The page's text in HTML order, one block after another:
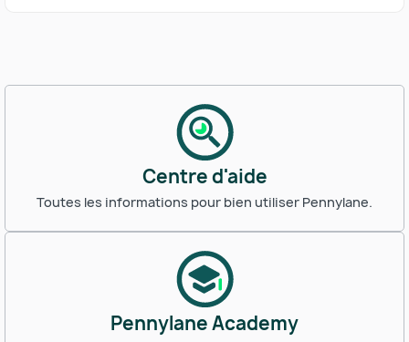
Centre d'aide
Toutes les informations pour bien utiliser Pennylane.
Pennylane Academy